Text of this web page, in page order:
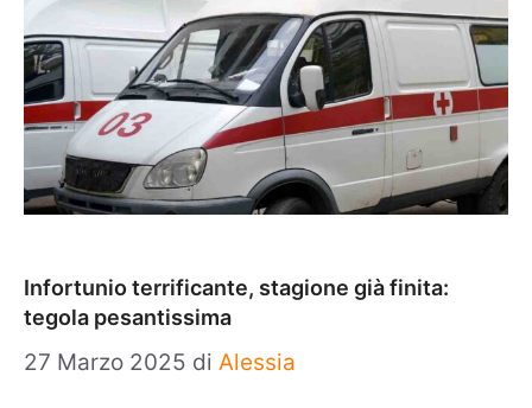
Infortunio terrificante, stagione già finita:
tegola pesantissima
27 Marzo 2025 di Alessia